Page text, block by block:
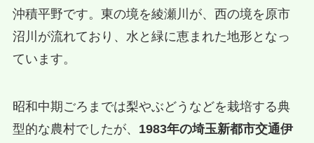
沖積平野です。東の境を綾瀬川が、西の境を原市
沼川が流れており、水と緑に恵まれた地形となっ
ています。
昭和中期ごろまでは梨やぶどうなどを栽培する典
型的な農村でしたが、 1983年の埼玉新都市交通伊